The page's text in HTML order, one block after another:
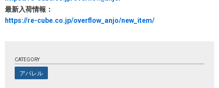
最新入荷情報：
https://re-cube.co.jp/overflow_anjo/new_item/
CATEGORY
アパレル